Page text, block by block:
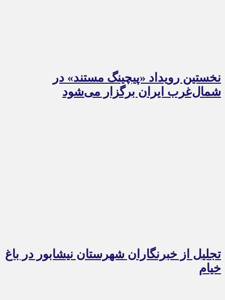
نخستین رویداد «پیچینگ مستند» در
شمال‌غرب ایران برگزار می‌شود
تجلیل از خبرنگاران شهرستان نیشابور در باغ
خیام